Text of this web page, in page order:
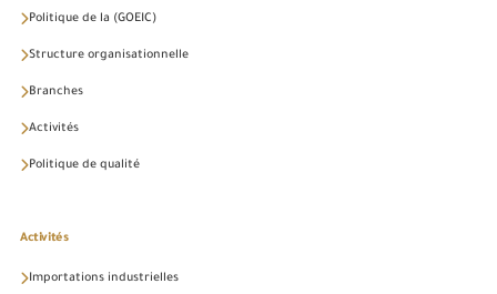
Politique de la (GOEIC)
Structure organisationnelle
Branches
Activités
Politique de qualité
Activités
Importations industrielles